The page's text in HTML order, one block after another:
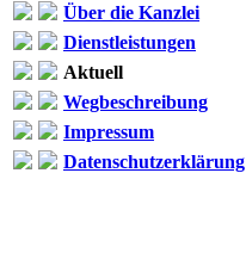
Über die Kanzlei
Dienstleistungen
Aktuell
Wegbeschreibung
Impressum
Datenschutzerklärung